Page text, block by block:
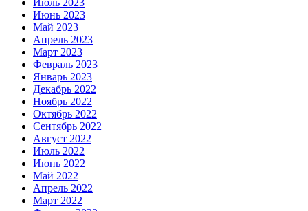
Июнь 2023
Май 2023
Апрель 2023
Март 2023
Февраль 2023
Январь 2023
Декабрь 2022
Ноябрь 2022
Октябрь 2022
Сентябрь 2022
Август 2022
Июль 2022
Июнь 2022
Май 2022
Апрель 2022
Март 2022